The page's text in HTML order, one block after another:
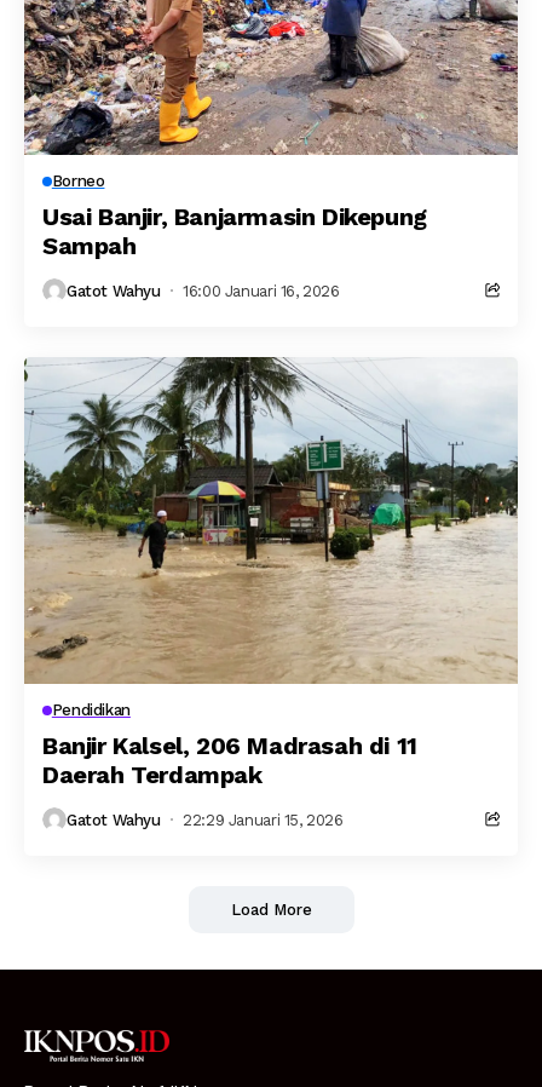
Borneo
Usai Banjir, Banjarmasin Dikepung
Sampah
Gatot Wahyu 16:00 Januari 16, 2026
Pendidikan
Banjir Kalsel, 206 Madrasah di 11
Daerah Terdampak
Gatot Wahyu 22:29 Januari 15, 2026
Load More